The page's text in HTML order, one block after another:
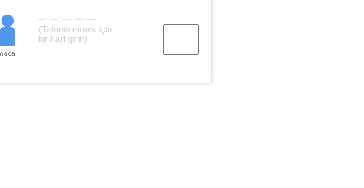
(Tahmin etmek için
bir harf girin)